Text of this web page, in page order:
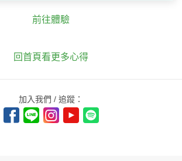
前往體驗
回首頁看更多心得
加入我們 / 追蹤：